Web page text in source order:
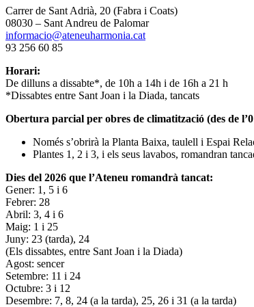
Carrer de Sant Adrià, 20 (Fabra i Coats)
08030 – Sant Andreu de Palomar
informacio@ateneuharmonia.cat
93 256 60 85
Horari:
De dilluns a dissabte*, de 10h a 14h i de 16h a 21 h
*Dissabtes entre Sant Joan i la Diada, tancats
Obertura parcial per obres de climatització (des de
Només s’obrirà la Planta Baixa, taulell i Espai
Plantes 1, 2 i 3, i els seus lavabos, romandran
Dies del 2026 que l’Ateneu romandrà tancat:
Gener: 1, 5 i 6
Febrer: 28
Abril: 3, 4 i 6
Maig: 1 i 25
Juny: 23 (tarda), 24
(Els dissabtes, entre Sant Joan i la Diada)
Agost: sencer
Setembre: 11 i 24
Octubre: 3 i 12
Desembre: 7, 8, 24 (a la tarda), 25, 26 i 31 (a la tarda)